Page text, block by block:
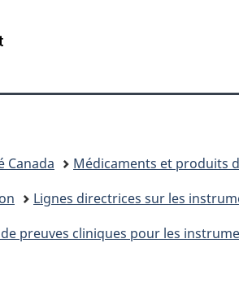
sujet
HTML
Canada
Canada Médicaments et produits
Lignes directrices sur les
preuves cliniques pour les